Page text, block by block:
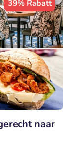
39% Rabatt
naar